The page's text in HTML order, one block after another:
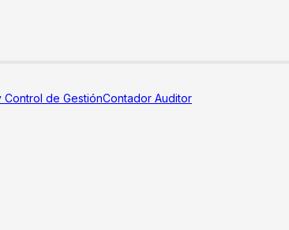
Control de GestiónContador Auditor